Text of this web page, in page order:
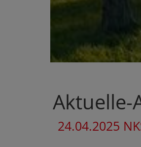
Aktuelle-
24.04.2025